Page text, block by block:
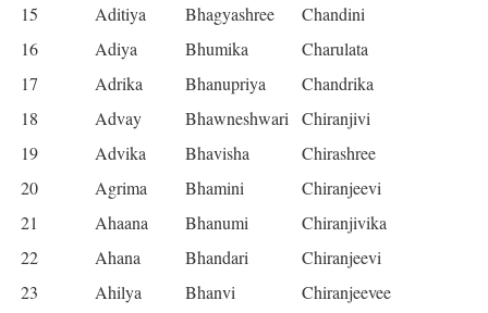
15
Aditiya Bhagyashree
Chandini
16
Adiya Bhumika
Charulata
17
Adrika Bhanupriya
Chandrika
18
Advay Bhawneshwari
Chiranjivi
19
Advika Bhavisha
Chirashree
20
Agrima Bhamini
Chiranjeevi
21
Ahaana Bhanumi
Chiranjivika
22
Ahana Bhandari
Chiranjeevi
23
Ahilya Bhanvi
Chiranjeevee